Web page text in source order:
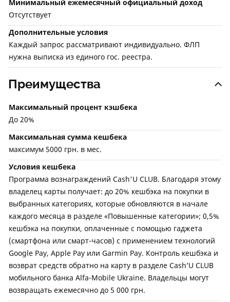
Минимальный ежемесячный официальный доход
Отсутствует
Дополнительные условия
Каждый запрос рассматривают индивидуально. ФЛП
нужна выписка из единого гос. реестра.
Преимущества
Максимальный процент кэшбека
До 20%
Максимальная сумма кешбека
максимум 5000 грн. в мес.
Условия кешбека
Программа вознаграждений Cash'U CLUB. Благодаря этому
владелец карты получает: до 20% кешбэка на покупки в
выбранных категориях, которые обновляются в начале
каждого месяца в разделе «Повышенные категории»; 0,5%
кешбэка на покупки, оплаченные с помощью гаджета
(смартфона или смарт-часов) с применением технологий
Google Pay, Apple Pay или Garmin Pay. Контроль кешбэка и
возврат средств обратно на карту в разделе Cash’U CLUB
мобильного банка Alfa-Mobile Ukraine. Владельцы могут
возвращать ежемесячно до 5 000 грн.